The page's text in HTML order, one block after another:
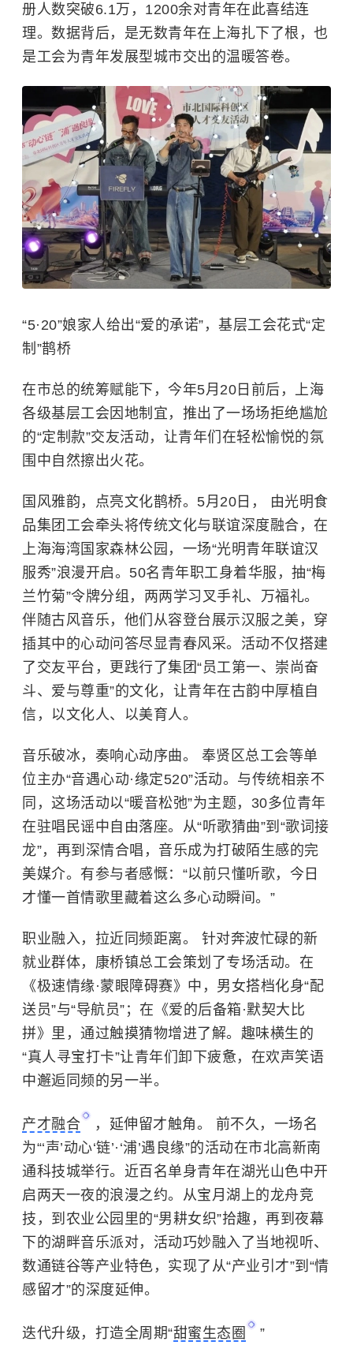
册人数突破6.1万，1200余对青年在此喜结连
理。数据背后，是无数青年在上海扎下了根，也
是工会为青年发展型城市交出的温暖答卷。
“5·20”娘家人给出“爱的承诺”，基层工会花式“定
制”鹊桥
在市总的统筹赋能下，今年5月20日前后，上海
各级基层工会因地制宜，推出了一场场拒绝尴尬
的“定制款”交友活动，让青年们在轻松愉悦的氛
围中自然擦出火花。
国风雅韵，点亮文化鹊桥。5月20日， 由光明食
品集团工会牵头将传统文化与联谊深度融合，在
上海海湾国家森林公园，一场“光明青年联谊汉
服秀”浪漫开启。50名青年职工身着华服，抽“梅
兰竹菊”令牌分组，两两学习叉手礼、万福礼。
伴随古风音乐，他们从容登台展示汉服之美，穿
插其中的心动问答尽显青春风采。活动不仅搭建
了交友平台，更践行了集团“员工第一、崇尚奋
斗、爱与尊重”的文化，让青年在古韵中厚植自
信，以文化人、以美育人。
音乐破冰，奏响心动序曲。 奉贤区总工会等单
位主办“音遇心动·缘定520”活动。与传统相亲不
同，这场活动以“暖音松弛”为主题，30多位青年
在驻唱民谣中自由落座。从“听歌猜曲”到“歌词接
龙”，再到深情合唱，音乐成为打破陌生感的完
美媒介。有参与者感慨：“以前只懂听歌，今日
才懂一首情歌里藏着这么多心动瞬间。”
职业融入，拉近同频距离。 针对奔波忙碌的新
就业群体，康桥镇总工会策划了专场活动。在
《极速情缘·蒙眼障碍赛》中，男女搭档化身“配
送员”与“导航员”；在《爱的后备箱·默契大比
拼》里，通过触摸猜物增进了解。趣味横生的
“真人寻宝打卡”让青年们卸下疲惫，在欢声笑语
中邂逅同频的另一半。
产才融合
，延伸留才触角。 前不久，一场名
为“‘声’动心‘链’·‘浦’遇良缘”的活动在市北高新南
通科技城举行。近百名单身青年在湖光山色中开
启两天一夜的浪漫之约。从宝月湖上的龙舟竞
技，到农业公园里的“男耕女织”拾趣，再到夜幕
下的湖畔音乐派对，活动巧妙融入了当地视听、
数通链谷等产业特色，实现了从“产业引才”到“情
感留才”的深度延伸。
迭代升级，打造全周期“甜蜜生态圈 ”